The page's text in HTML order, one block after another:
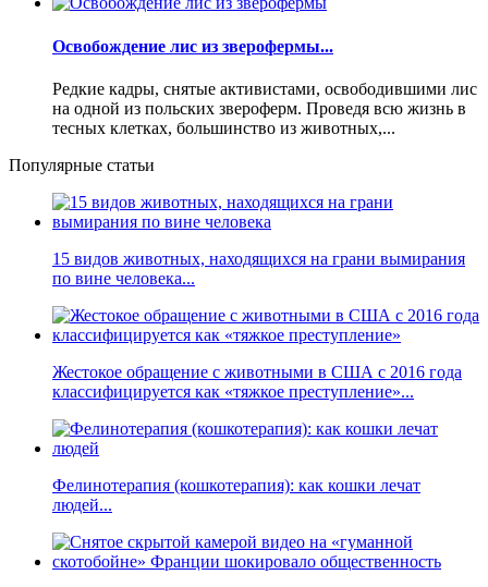
Освобождение лис из зверофермы...
Редкие кадры, снятые активистами, освободившими лис
на одной из польских звероферм. Проведя всю жизнь в
тесных клетках, большинство из животных,...
Популярные статьи
15 видов животных, находящихся на грани вымирания
по вине человека...
Жестокое обращение с животными в США с 2016 года
классифицируется как «тяжкое преступление»...
Фелинотерапия (кошкотерапия): как кошки лечат
людей...